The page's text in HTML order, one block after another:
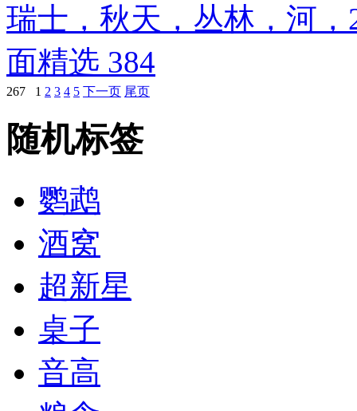
瑞士，秋天，丛林，河
面精选 384
267 1 2 3 4 5 下一页 尾页
随机标签
鹦鹉
酒窝
超新星
桌子
音高